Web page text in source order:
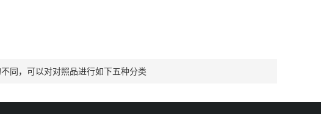
同，可以对对照品进行如下五种分类